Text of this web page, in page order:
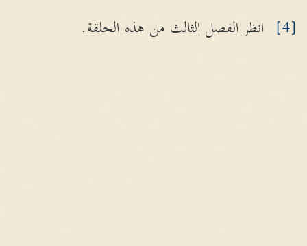
[4]
انظر الفصل الثالث من هذه الحلقة.